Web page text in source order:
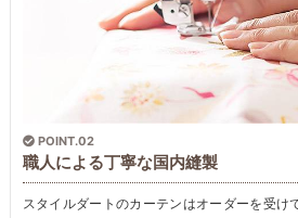
POINT.02
職人による丁寧な国内縫製
スタイルダートのカーテンはオーダーを受け